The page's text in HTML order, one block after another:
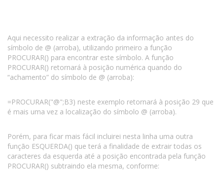
Aqui necessito realizar a extração da informação antes do
símbolo de @ (arroba), utilizando primeiro a função
PROCURAR() para encontrar este símbolo. A função
PROCURAR() retornará à posição numérica quando do
“achamento” do símbolo de @ (arroba):
=PROCURAR("@";B3) neste exemplo retornará à posição 29 que
é mais uma vez a localização do símbolo @ (arroba).
Porém, para ficar mais fácil incluirei nesta linha uma outra
função ESQUERDA() que terá a finalidade de extrair todas os
caracteres da esquerda até a posição encontrada pela função
PROCURAR() subtraindo ela mesma, conforme: